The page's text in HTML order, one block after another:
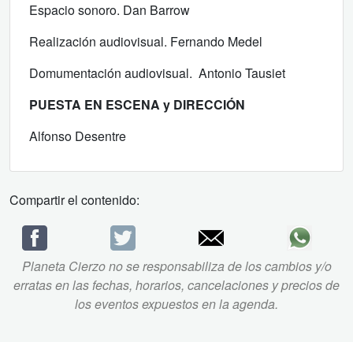
Espacio sonoro. Dan Barrow
Realización audiovisual. Fernando Medel
Domumentación audiovisual. Antonio Tausiet
PUESTA EN ESCENA y DIRECCIÓN
Alfonso Desentre
Compartir el contenido:
Planeta Cierzo no se responsabiliza de los cambios y/o
erratas en las fechas, horarios, cancelaciones y precios de
los eventos expuestos en la agenda.